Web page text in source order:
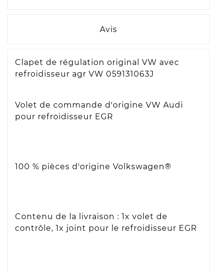
Avis
Clapet de régulation original VW avec
refroidisseur agr VW 059131063J
Volet de commande d'origine VW Audi
pour refroidisseur EGR
100 % pièces d'origine Volkswagen®
Contenu de la livraison : 1x volet de
contrôle, 1x joint pour le refroidisseur EGR